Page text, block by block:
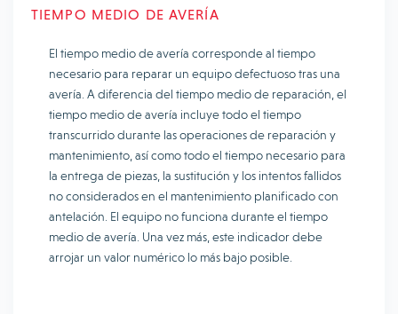
TIEMPO MEDIO DE AVERÍA
El tiempo medio de avería corresponde al tiempo
necesario para reparar un equipo defectuoso tras una
avería. A diferencia del tiempo medio de reparación, el
tiempo medio de avería incluye todo el tiempo
transcurrido durante las operaciones de reparación y
mantenimiento, así como todo el tiempo necesario para
la entrega de piezas, la sustitución y los intentos fallidos
no considerados en el mantenimiento planificado con
antelación. El equipo no funciona durante el tiempo
medio de avería. Una vez más, este indicador debe
arrojar un valor numérico lo más bajo posible.